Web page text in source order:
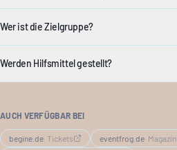
Wer ist die Zielgruppe?
Werden Hilfsmittel gestellt?
AUCH VERFÜGBAR BEI
begine.de· Tickets eventfrog.de· Magazin